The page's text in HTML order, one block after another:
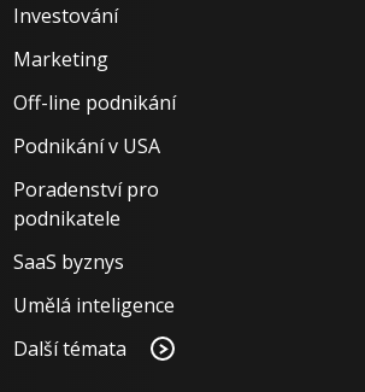
Investování
Marketing
Off-line podnikání
Podnikání v USA
Poradenství pro
podnikatele
SaaS byznys
Umělá inteligence
Další témata